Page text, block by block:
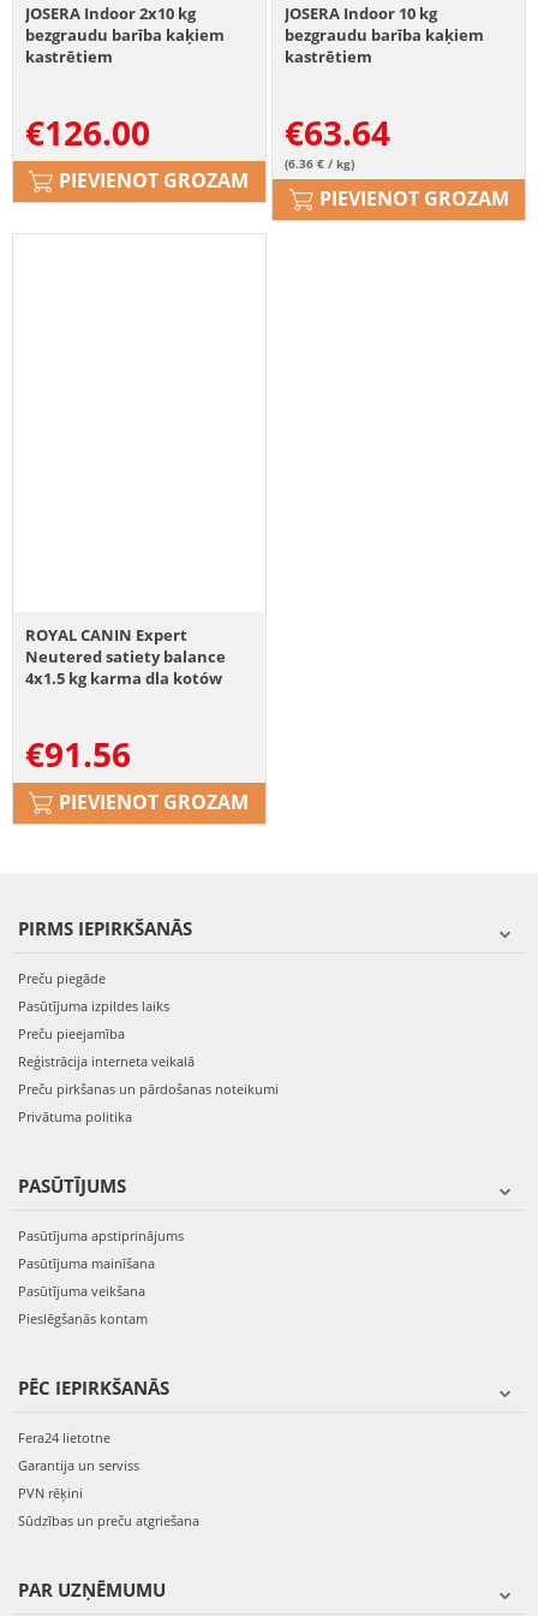
JOSERA Indoor 2x10 kg
bezgraudu barība kaķiem
kastrētiem
€126.00
PIEVIENOT GROZAM
JOSERA Indoor 10 kg
bezgraudu barība kaķiem
kastrētiem
€63.64
(6.36 € / kg)
PIEVIENOT GROZAM
ROYAL CANIN Expert
Neutered satiety balance
4x1.5 kg karma dla kotów
kastracji/sterylizacji do 7
roku życia
€91.56
PIEVIENOT GROZAM
PIRMS IEPIRKŠANĀS
Preču piegāde
Pasūtījuma izpildes laiks
Preču pieejamība
Reģistrācija interneta veikalā
Preču pirkšanas un pārdošanas noteikumi
Privātuma politika
PASŪTĪJUMS
Pasūtījuma apstiprinājums
Pasūtījuma mainīšana
Pasūtījuma veikšana
Pieslēgšanās kontam
PĒC IEPIRKŠANĀS
Fera24 lietotne
Garantija un serviss
PVN rēķini
Sūdzības un preču atgriešana
PAR UZŅĒMUMU